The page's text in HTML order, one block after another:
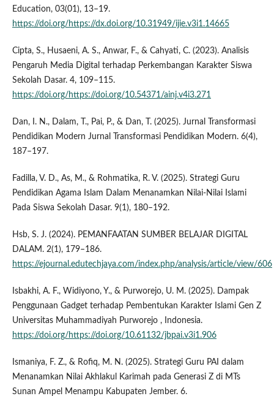
Education, 03(01), 13–19.
https://doi.org/https://dx.doi.org/10.31949/ijie.v3i1.14665
Cipta, S., Husaeni, A. S., Anwar, F., & Cahyati, C. (2023). Analisis
Pengaruh Media Digital terhadap Perkembangan Karakter Siswa
Sekolah Dasar. 4, 109–115.
https://doi.org/https://doi.org/10.54371/ainj.v4i3.271
Dan, I. N., Dalam, T., Pai, P., & Dan, T. (2025). Jurnal Transformasi
Pendidikan Modern Jurnal Transformasi Pendidikan Modern. 6(4),
187–197.
Fadilla, V. D., As, M., & Rohmatika, R. V. (2025). Strategi Guru
Pendidikan Agama Islam Dalam Menanamkan Nilai-Nilai Islami
Pada Siswa Sekolah Dasar. 9(1), 180–192.
Hsb, S. J. (2024). PEMANFAATAN SUMBER BELAJAR DIGITAL
DALAM. 2(1), 179–186.
https://ejournal.edutechjaya.com/index.php/analysis/article/view/606
Isbakhi, A. F., Widiyono, Y., & Purworejo, U. M. (2025). Dampak
Penggunaan Gadget terhadap Pembentukan Karakter Islami Gen Z
Universitas Muhammadiyah Purworejo , Indonesia.
https://doi.org/https://doi.org/10.61132/jbpai.v3i1.906
Ismaniya, F. Z., & Rofiq, M. N. (2025). Strategi Guru PAI dalam
Menanamkan Nilai Akhlakul Karimah pada Generasi Z di MTs
Sunan Ampel Menampu Kabupaten Jember. 6.